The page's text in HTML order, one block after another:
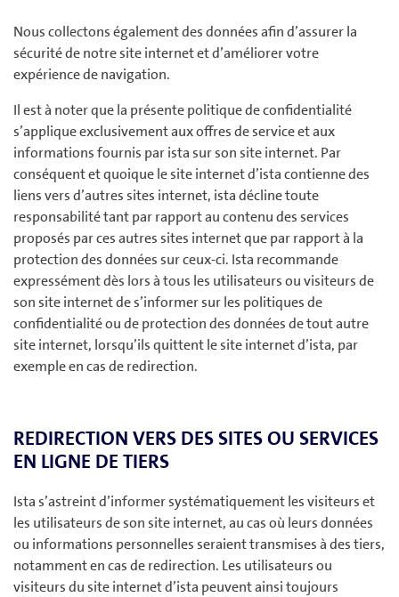
Nous collectons également des données afin d’assurer la
sécurité de notre site internet et d’améliorer votre
expérience de navigation.
Il est à noter que la présente politique de confidentialité
s’applique exclusivement aux offres de service et aux
informations fournis par ista sur son site internet. Par
conséquent et quoique le site internet d’ista contienne des
liens vers d’autres sites internet, ista décline toute
responsabilité tant par rapport au contenu des services
proposés par ces autres sites internet que par rapport à la
protection des données sur ceux-ci. Ista recommande
expressément dès lors à tous les utilisateurs ou visiteurs de
son site internet de s’informer sur les politiques de
confidentialité ou de protection des données de tout autre
site internet, lorsqu’ils quittent le site internet d’ista, par
exemple en cas de redirection.
REDIRECTION VERS DES SITES OU SERVICES
EN LIGNE DE TIERS
Ista s’astreint d’informer systématiquement les visiteurs et
les utilisateurs de son site internet, au cas où leurs données
ou informations personnelles seraient transmises à des tiers,
notamment en cas de redirection. Les utilisateurs ou
visiteurs du site internet d’ista peuvent ainsi toujours